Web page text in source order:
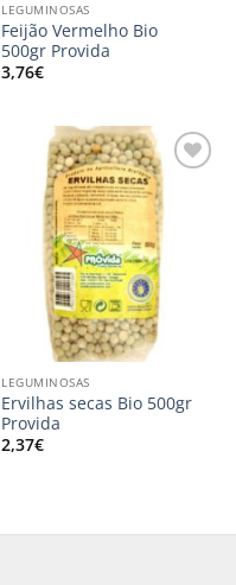
LEGUMINOSAS
Feijão Vermelho Bio
500gr Provida
3,76€
Adicionar
meus
desejos
LEGUMINOSAS
Ervilhas secas Bio 500gr
Provida
2,37€